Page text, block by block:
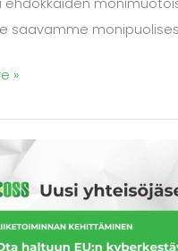
ehdokkaiden
saavamme
»